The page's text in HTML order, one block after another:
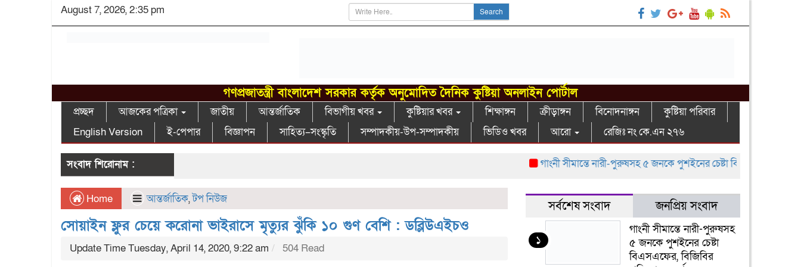
August 7, 2026, 2:35 pm Search
গণপ্রজাতন্ত্রী বাংলাদেশ সরকার কর্তৃক অনুমোদিত দৈনিক কুষ্টিয়া অনলাইন পোর্টাল
প্রচ্ছদ আজকের পত্রিকা জাতীয় আন্তর্জাতিক বিভাগীয় খবর কুষ্টিয়ার খবর শিক্ষাঙ্গন ক্রীড়াঙ্গন বিনোদনাঙ্গন
কুষ্টিয়া পরিবার
English Version
ই-পেপার বিজ্ঞাপন সাহিত্য–সংস্কৃতি সম্পাদকীয়-উপ-সম্পাদকীয় ভিডিও খবর আরো রেজিঃ নং কে.এন ২৭৬
সংবাদ শিরোনাম : গাংনী সীমান্তে নারী-পুরুষসহ ৫ জনকে পুশইনের চেষ্টা বিএসএফের, বিজিবির
Home আন্তর্জাতিক,টপ নিউজ
সোয়াইন ফ্লুর চেয়ে করোনা ভাইরাসে মৃত্যুর ঝুঁকি ১০ গুণ বেশি : ডব্লিউএইচও
Update Time Tuesday, April 14, 2020, 9:22 am 504 Read
সর্বশেষ সংবাদ জনপ্রিয় সংবাদ
১
গাংনী সীমান্তে নারী-পুরুষসহ
৫ জনকে পুশইনের চেষ্টা
বিএসএফের, বিজিবির